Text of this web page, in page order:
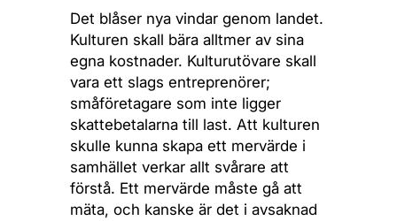
Det blåser nya vindar genom landet.
Kulturen skall bära alltmer av sina
egna kostnader. Kulturutövare skall
vara ett slags entreprenörer;
småföretagare som inte ligger
skattebetalarna till last. Att kulturen
skulle kunna skapa ett mervärde i
samhället verkar allt svårare att
förstå. Ett mervärde måste gå att
mäta, och kanske är det i avsaknad